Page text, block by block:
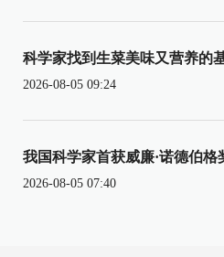
科学家找到生菜美味又营养的
2026-08-05 09:24
我国科学家首获威廉·诺德伯格
2026-08-05 07:40